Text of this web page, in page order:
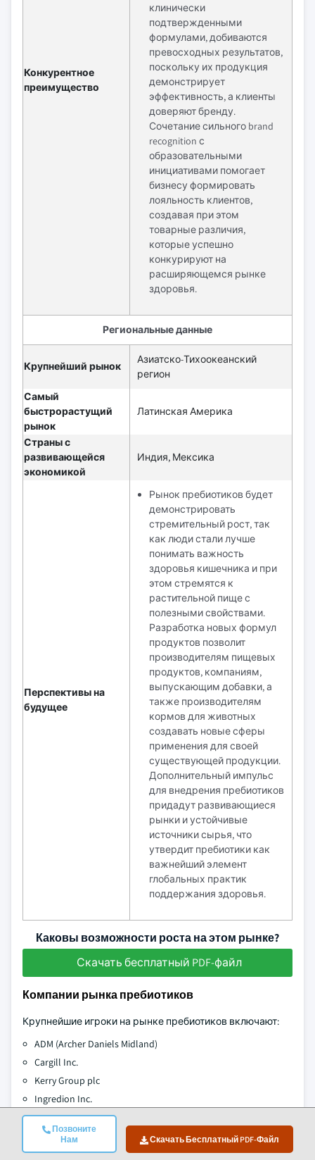
Позвоните
Нам
Скачать Бесплатный PDF-Файл
Конкурентное
преимущество
клинически
подтвержденными
формулами, добиваются
превосходных результатов,
поскольку их продукция
демонстрирует
эффективность, а клиенты
доверяют бренду.
Сочетание сильного brand
recognition с
образовательными
инициативами помогает
бизнесу формировать
лояльность клиентов,
создавая при этом
товарные различия,
которые успешно
конкурируют на
расширяющемся рынке
здоровья.
Региональные данные
Крупнейший рынок
Азиатско-Тихоокеанский
регион
Самый
быстрорастущий
рынок
Латинская Америка
Страны с
развивающейся
экономикой
Индия, Мексика
Перспективы на
будущее
Рынок пребиотиков будет
демонстрировать
стремительный рост, так
как люди стали лучше
понимать важность
здоровья кишечника и при
этом стремятся к
растительной пище с
полезными свойствами.
Разработка новых формул
продуктов позволит
производителям пищевых
продуктов, компаниям,
выпускающим добавки, а
также производителям
кормов для животных
создавать новые сферы
применения для своей
существующей продукции.
Дополнительный импульс
для внедрения пребиотиков
придадут развивающиеся
рынки и устойчивые
источники сырья, что
утвердит пребиотики как
важнейший элемент
глобальных практик
поддержания здоровья.
Каковы возможности роста на этом рынке?
Скачать бесплатный PDF-файл
Компании рынка пребиотиков
Крупнейшие игроки на рынке пребиотиков включают:
ADM (Archer Daniels Midland)
Cargill Inc.
Kerry Group plc
Ingredion Inc.
International Flavors & Fragrances Inc. (IFF)
Beneo GmbH
Roquette Frères